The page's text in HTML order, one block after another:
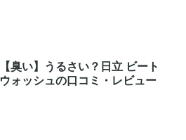
【臭い】うるさい？日立 ビート
ウォッシュの口コミ・レビュー